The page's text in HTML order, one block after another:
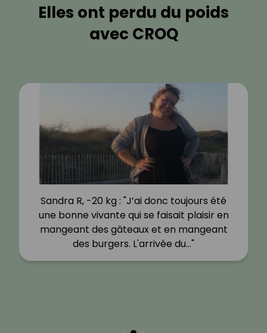
Elles ont perdu du poids
avec CROQ
Sandra R, -20 kg : "J’ai donc toujours été
une bonne vivante qui se faisait plaisir en
mangeant des gâteaux et en mangeant
des burgers. L'arrivée du…"